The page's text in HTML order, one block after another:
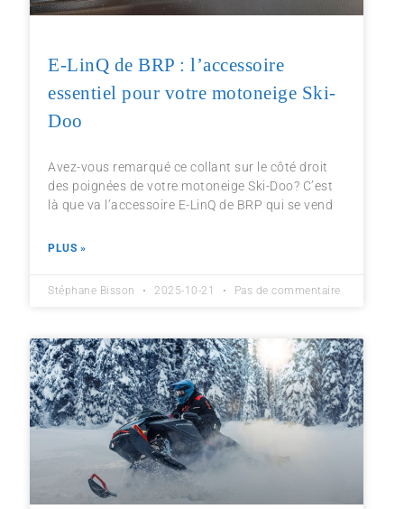
E-LinQ de BRP : l’accessoire
essentiel pour votre motoneige Ski-
Doo
Avez-vous remarqué ce collant sur le côté droit
des poignées de votre motoneige Ski-Doo? C’est
là que va l’accessoire E-LinQ de BRP qui se vend
PLUS »
Stéphane Bisson 2025-10-21 Pas de commentaire